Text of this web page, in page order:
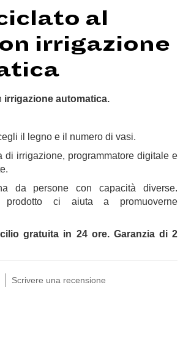
al
irrigazione
irrigazione automatica.
il legno e il numero di vasi.
di irrigazione, programmatore digitale e
da persone con capacità diverse.
prodotto ci aiuta a promuoverne
gratuita in 24 ore. Garanzia di 2
Scrivere una recensione